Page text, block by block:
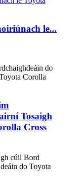
le...
Tosaigh
Cross
cúil Bord
do Toyota